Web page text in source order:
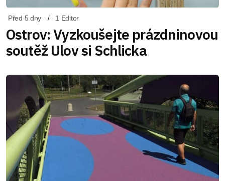
Před 5 dny 1 Editor
Ostrov: Vyzkoušejte prázdninovou
soutěž Ulov si Schlicka